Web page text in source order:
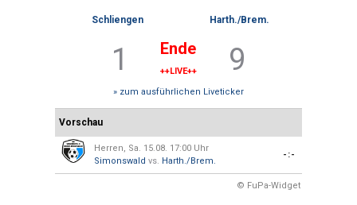
Schliengen Harth./Brem.
1 Ende
++LIVE++ 9
» zum ausführlichen Liveticker
Vorschau
Herren, Sa. 15.08. 17:00 Uhr
Simonswald vs. Harth./Brem.
-:-
© FuPa-Widget